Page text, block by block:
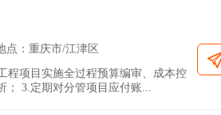
点：重庆市/江津区
程项目实施全过程预算编审、成本控
； 3.定期对分管项目应付账...